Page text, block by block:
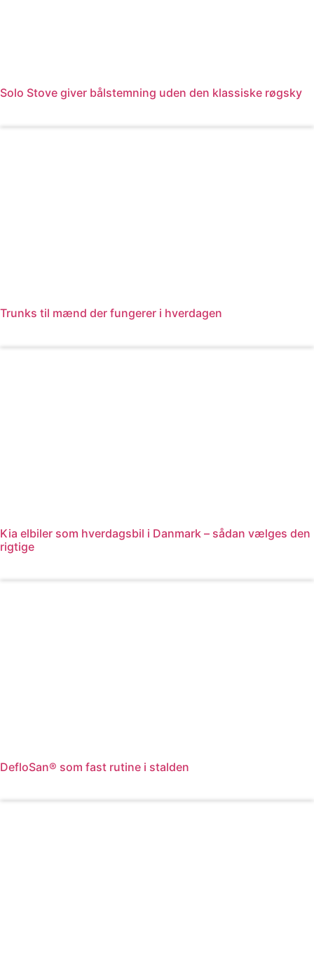
Solo Stove giver bålstemning uden den klassiske røgsky
Trunks til mænd der fungerer i hverdagen
Kia elbiler som hverdagsbil i Danmark – sådan vælges den
rigtige
DefloSan® som fast rutine i stalden